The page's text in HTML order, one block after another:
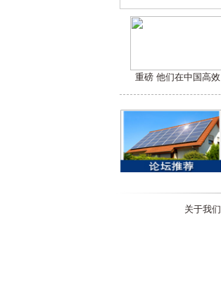
重磅 他们在中国高效
关于我们